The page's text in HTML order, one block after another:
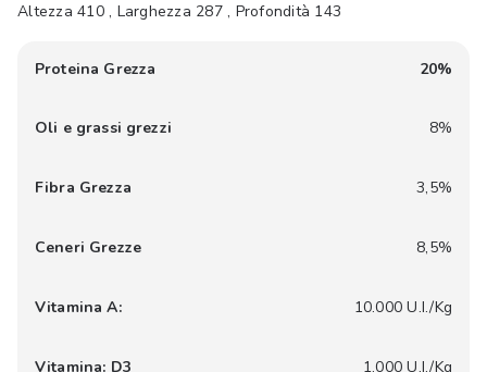
Altezza 410 , Larghezza 287 , Profondità 143
Proteina Grezza 20%
Oli e grassi grezzi 8%
Fibra Grezza 3,5%
Ceneri Grezze 8,5%
Vitamina A: 10.000 U.I./Kg
Vitamina: D3 1.000 U.I./Kg